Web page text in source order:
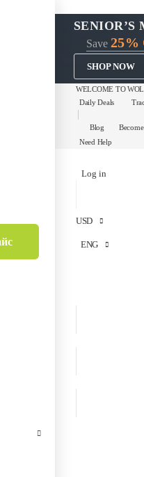
SENIOR’S
Save25%
SHOP NOW
WELCOME TO
Daily Deals
Blog
Need Help
Log in
USD
ENG